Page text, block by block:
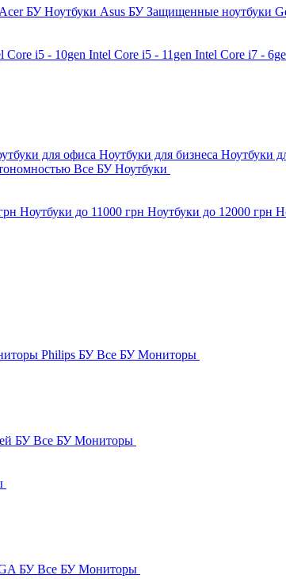
БУНоутбуки Asus БУЗащищенные ноутбуки
Core i5 - 10gen Intel Core i5 - 11gen Intel Core i7 -
для офиса Ноутбуки для бизнеса Ноутбуки
Все БУ Ноутбуки
Ноутбуки до 11000 грн Ноутбуки до 12000 грн
Philips БУВсе БУ Мониторы
БУВсе БУ Мониторы
БУВсе БУ Мониторы